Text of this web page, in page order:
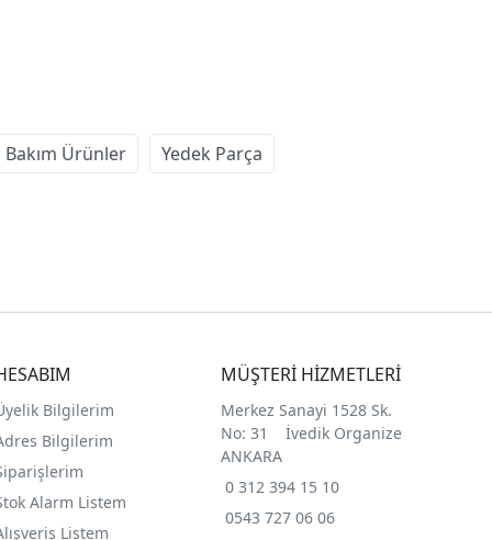
Ürünler Yedek Parça
Bilgilerim
Bilgilerim
Alarm Listem
Listem
MÜŞTERİ HİZMETLERİ
Merkez Sanayi 1528 Sk.
No: 31 İvedik Organize
ANKARA
0 312 394 15 10
0543 727 06 06